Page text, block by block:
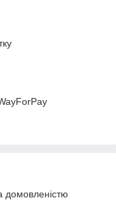
домовленістю